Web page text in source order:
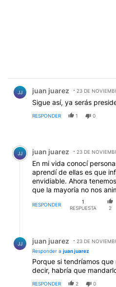
JJ juan juarez 23 DE
Sigue así, ya serás
RESPONDER 1 0
Comentario de juan juarez.
JJ juan juarez 23 DE
En mi vida conocí
aprendí de ellas es que
envidiable. Ahora
que la mayoría no nos
RESPONDER
1
RESPUESTA
2
JJ juan juarez
23 DE
Responder a juan juarez
Porque si tendríamos
decir, habría que
RESPONDER 2 0